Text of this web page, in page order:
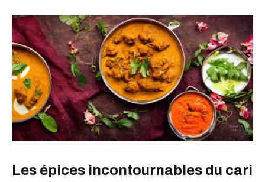
Les épices incontournables du cari